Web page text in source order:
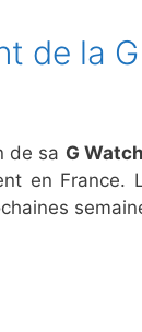
de la
de sa G
en France.